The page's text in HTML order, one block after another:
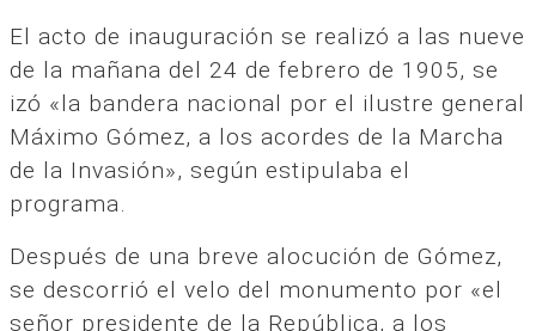
El acto de inauguración se realizó a las nueve
de la mañana del 24 de febrero de 1905, se
izó «la bandera nacional por el ilustre general
Máximo Gómez, a los acordes de la Marcha
de la Invasión», según estipulaba el
programa.
Después de una breve alocución de Gómez,
se descorrió el velo del monumento por «el
señor presidente de la República, a los